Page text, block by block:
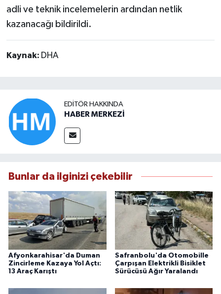
adli ve teknik incelemelerin ardından netlik
kazanacağı bildirildi.
Kaynak: DHA
EDITÖR HAKKINDA
HABER MERKEZİ
Bunlar da ilginizi çekebilir
Afyonkarahisar'da Duman
Zincirleme Kazaya Yol Açtı:
13 Araç Karıştı
Safranbolu'da Otomobille
Çarpışan Elektrikli Bisiklet
Sürücüsü Ağır Yaralandı